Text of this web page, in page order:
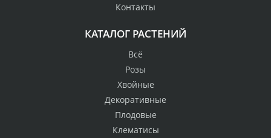
Контакты
КАТАЛОГ РАСТЕНИЙ
Всё
Розы
Хвойные
Декоративные
Плодовые
Клематисы